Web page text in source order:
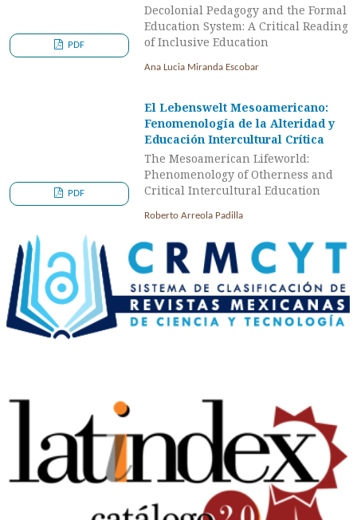
Decolonial Pedagogy and the Formal
Education System: A Critical Reading
of Inclusive Education
Ana Lucia Miranda Escobar
PDF
El Lebenswelt Mesoamericano:
Fenomenología de la Alteridad y
Educación Intercultural Crítica
The Mesoamerican Lifeworld:
Phenomenology of Otherness and
Critical Intercultural Education
Roberto Arreola Padilla
PDF